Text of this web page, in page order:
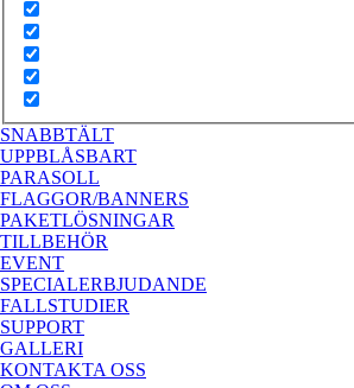
SNABBTÄLT
UPPBLÅSBART
PARASOLL
FLAGGOR/BANNERS
PAKETLÖSNINGAR
TILLBEHÖR
EVENT
SPECIALERBJUDANDE
FALLSTUDIER
SUPPORT
GALLERI
KONTAKTA OSS